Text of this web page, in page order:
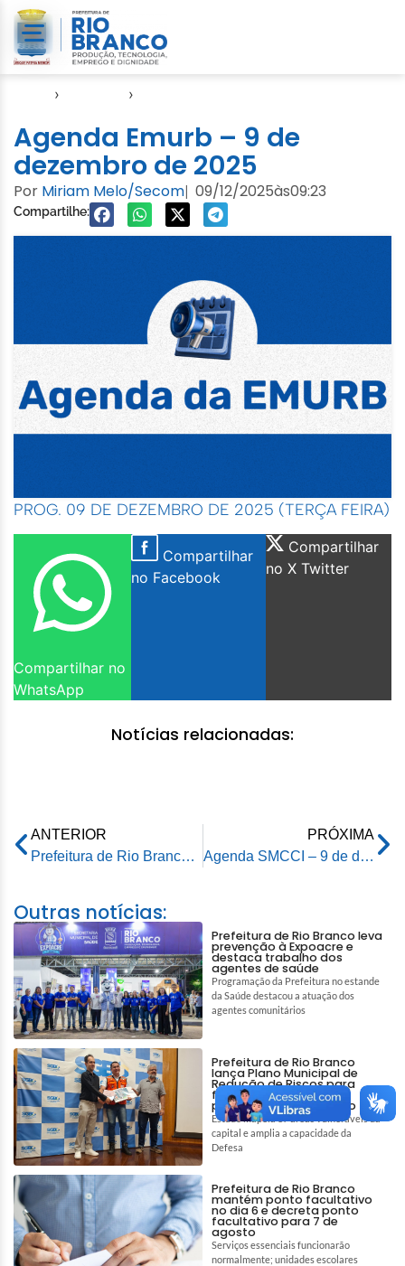
› ›
Agenda Emurb – 9 de
dezembro de 2025
Por Miriam Melo/Secom| 09/12/2025às09:23
Compartilhe:
PROG. 09 DE DEZEMBRO DE 2025 (TERÇA FEIRA)
Compartilhar no
WhatsApp
Compartilhar
no Facebook
Compartilhar
no X Twitter
Notícias relacionadas:
ANTERIOR
Prefeitura de Rio Branco amplia Projeto “Acreaninho do Pé Rachado” e reforça captação precoce de gestantes
PRÓXIMA
Agenda SMCCI – 9 de dezembro de 2025
Outras notícias:
Prefeitura de Rio Branco leva
prevenção à Expoacre e
destaca trabalho dos
agentes de saúde
Programação da Prefeitura no estande
da Saúde destacou a atuação dos
agentes comunitários
Prefeitura de Rio Branco
lança Plano Municipal de
Redução de Riscos para
fortalecer prevenção e
proteção da população
Estudo mapeia 87 áreas vulneráveis da
capital e amplia a capacidade da
Defesa
Prefeitura de Rio Branco
mantém ponto facultativo
no dia 6 e decreta ponto
facultativo para 7 de
agosto
Serviços essenciais funcionarão
normalmente; unidades escolares